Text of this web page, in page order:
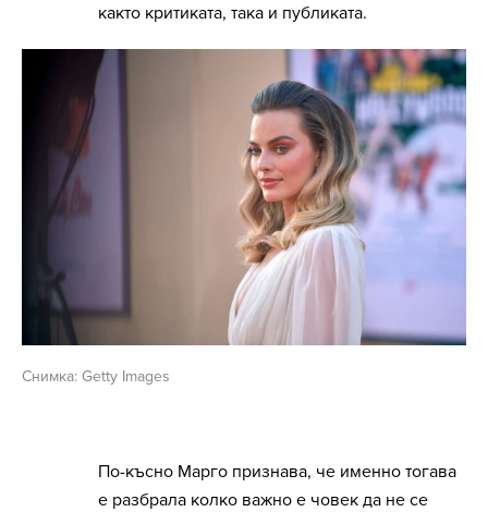
както критиката, така и публиката.
Снимка: Getty Images
По-късно Марго признава, че именно тогава
е разбрала колко важно е човек да не се